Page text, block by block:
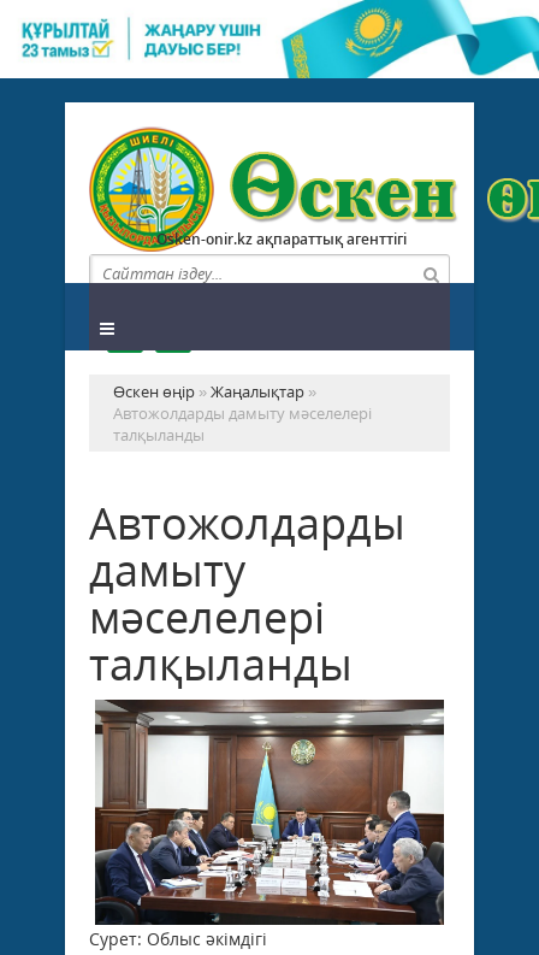
Osken-onir.kz ақпараттық агенттігі
Өскен өңір »Жаңалықтар »
Автожолдарды дамыту мәселелері
талқыланды
Автожолдарды
дамыту
мәселелері
талқыланды
Сурет: Облыс әкімдігі